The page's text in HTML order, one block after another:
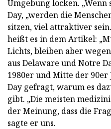
Umgebung locken. „Wenn
Day, „werden die
sitzen, viel attraktiver
heißt es in dem Artikel:
Lichts, bleiben aber
aus Delaware und Notre
1980er und Mitte der
Day gefragt, warum es
gibt. „Die meisten
der Meinung, dass die
sagte er uns.